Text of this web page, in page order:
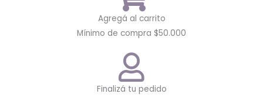
Agregá al carrito
Mínimo de compra $50.000
Finalizá tu pedido